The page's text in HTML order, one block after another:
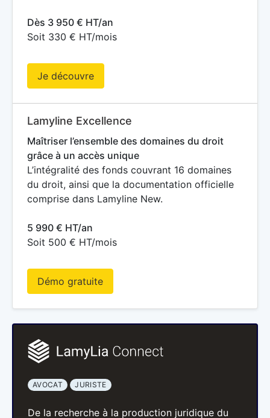
Dès 3 950 € HT/an
Soit 330 € HT/mois
Je découvre
Lamyline Excellence
Maîtriser l’ensemble des domaines du droit
grâce à un accès unique
L’intégralité des fonds couvrant 16 domaines
du droit, ainsi que la documentation officielle
comprise dans Lamyline New.
5 990 € HT/an
Soit 500 € HT/mois
Démo gratuite
AVOCAT JURISTE
De la recherche à la production juridique du